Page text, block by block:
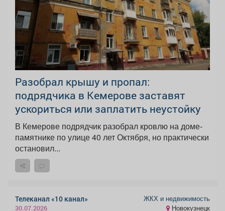
Разобрал крышу и пропал:
подрядчика в Кемерове заставят
ускориться или заплатить неустойку
В Кемерове подрядчик разобрал кровлю на доме-
памятнике по улице 40 лет Октября, но практически
остановил...
Телеканал «10 канал»
30.07.2026
ЖКХ и недвижимость
Новокузнецк